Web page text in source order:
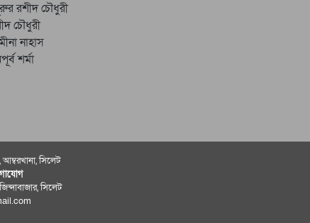
রশীদ চৌধুরী
চৌধুরী
নাহাস
শর্মা
আম্বরখানা, সিলেট
সিলেট